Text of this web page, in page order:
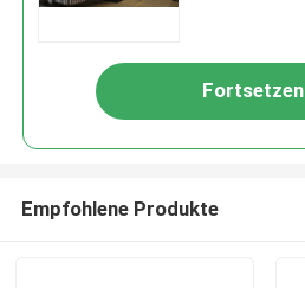
Fortsetzen
Empfohlene Produkte